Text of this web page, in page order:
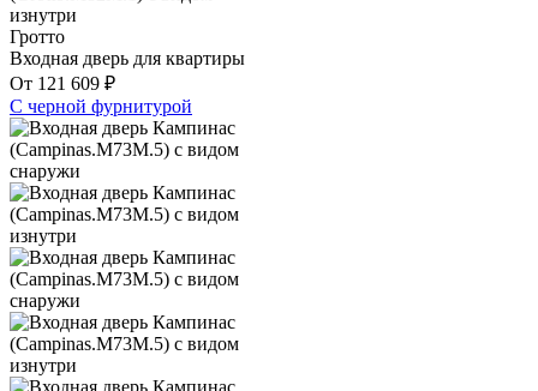
Гротто
Входная дверь для квартиры
От 121 609 ₽
С черной фурнитурой